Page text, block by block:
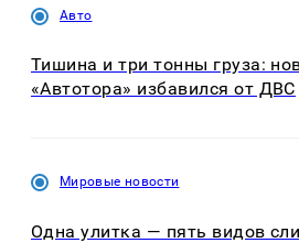
Авто
Тишина и три тонны груза:
«Автотора» избавился от ДВС
Мировые новости
Одна улитка — пять видов